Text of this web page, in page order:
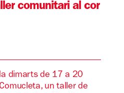
comunitari al cor
dimarts de 17 a 20
un taller de